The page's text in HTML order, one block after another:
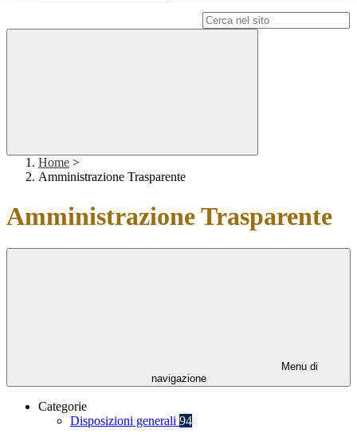
Home >
Amministrazione Trasparente
Amministrazione Trasparente
Menu di
navigazione
Categorie
Disposizioni generali 94